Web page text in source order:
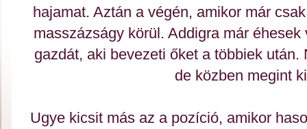
hajamat. Aztán a végén, amikor már
masszázságy körül. Addigra már
gazdát, aki bevezeti őket a többiek
de közben megint
Ugye kicsit más az a pozíció, amikor